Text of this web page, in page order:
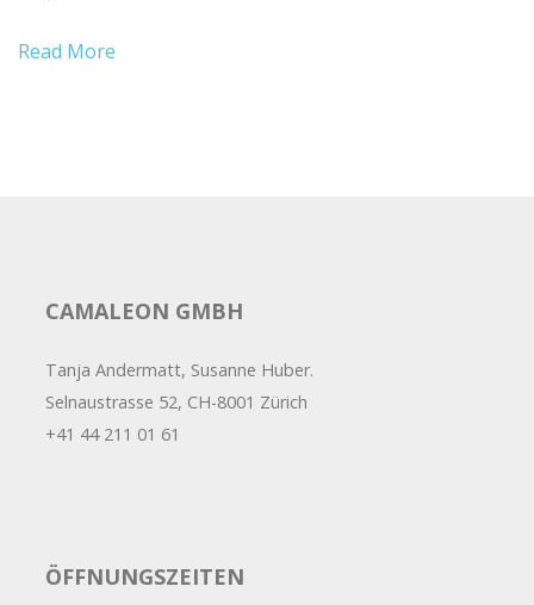
Read More
CAMALEON GMBH
Tanja Andermatt, Susanne Huber.
Selnaustrasse 52, CH-8001 Zürich
+41 44 211 01 61
ÖFFNUNGSZEITEN